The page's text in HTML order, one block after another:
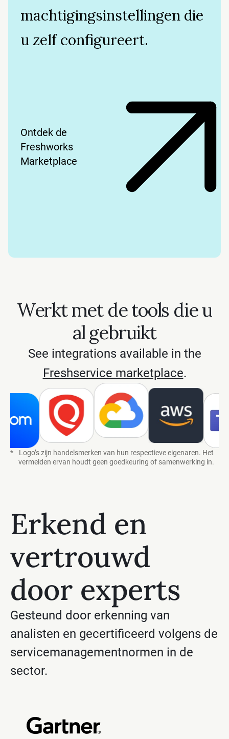
machtigingsinstellingen die
u zelf configureert.
Ontdek de
Freshworks
Marketplace
Werkt met de tools die u
al gebruikt
See integrations available in the
Freshservice marketplace.
*
Logo’s zijn handelsmerken van hun respectieve eigenaren. Het
vermelden ervan houdt geen goedkeuring of samenwerking in.
Erkend en
vertrouwd
door experts
Gesteund door erkenning van
analisten en gecertificeerd volgens de
servicemanagementnormen in de
sector.